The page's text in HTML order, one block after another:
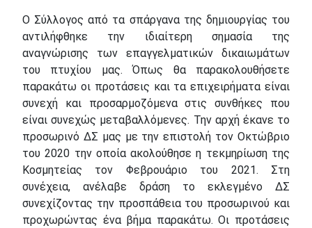
Ο Σύλλογος από τα σπάργανα της δημιουργίας του
αντιλήφθηκε την ιδιαίτερη σημασία της
αναγνώρισης των επαγγελματικών δικαιωμάτων
του πτυχίου μας. Όπως θα παρακολουθήσετε
παρακάτω οι προτάσεις και τα επιχειρήματα είναι
συνεχή και προσαρμοζόμενα στις συνθήκες που
είναι συνεχώς μεταβαλλόμενες. Την αρχή έκανε το
προσωρινό ΔΣ μας με την επιστολή τον Οκτώβριο
του 2020 την οποία ακολούθησε η τεκμηρίωση της
Κοσμητείας τον Φεβρουάριο του 2021. Στη
συνέχεια, ανέλαβε δράση το εκλεγμένο ΔΣ
συνεχίζοντας την προσπάθεια του προσωρινού και
προχωρώντας ένα βήμα παρακάτω. Οι προτάσεις